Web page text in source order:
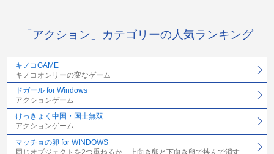
「アクション」カテゴリーの人気ランキング
キノコGAME
キノコオンリーの変なゲーム
ドガール for Windows
アクションゲーム
けっきょく中国・国士無双
アクションゲーム
マッチョの卵 for WINDOWS
同じオブジェクトを2つ重ねるか、上向き卵と下向き卵で挟んで消す